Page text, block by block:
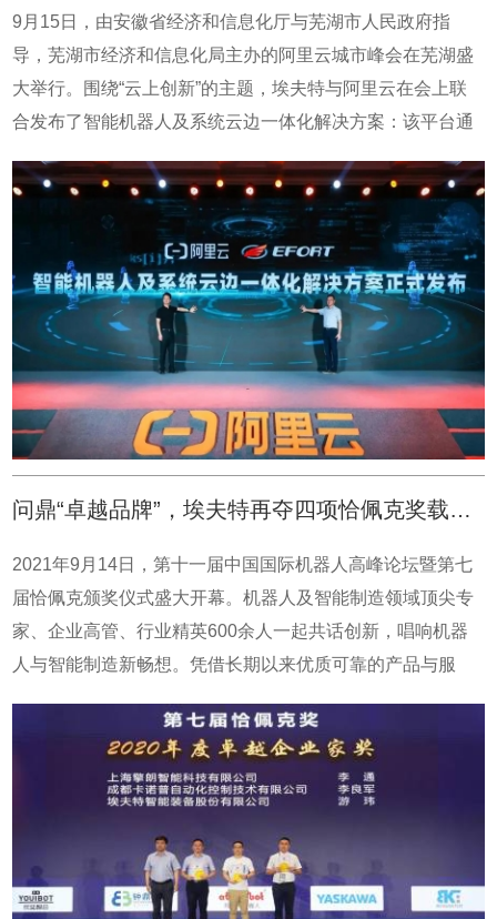
技术在先进制造领域的落地。 我们赋能制造型企业进行
数字化转型升级。★ 只有数字化基础打得足够深，埃夫特智
能化才能走得足够远 ★
过程。为什么做这样的融合?“机器换人”是非常主流的声音，
因为劳动力人口的结构性短缺。但有大量的制造业用不了机
器人，究其原因在于机器人不够智能。目前，对于中小型制
造企业来说，“柔性制造”意味着对生产方式的新挑战。小批
线要频繁更换产品、原料和工艺，如果生产设备不能快速适
应变化，良品率和交付时间都会变得不可控。这个时候，设
备和生产方式的敏捷性，足以影响企业的竞争力，这也是
在“协同、互通”方面埃夫特正在做的事。“大脑”是目前工业机
器人最缺的环节，我们和阿里云合作为埃夫特机器人寻求一
颗智慧的“大脑”，此外，“大脑”还需要补上“感官器官”，要对
以往加工过的数据进行积累与学习，然后去处理类似的作
业，让重复的脑力劳动变得智能化与自动化。在云上数字创
新，赋能高质量增长的数字经济新时代，我们相信，埃夫特
机器人有阿里云“大脑”的加持，会加速赋能中小型企业进行
数字化转型升级。 我们拥有强健的机器人大脑。
的落地。 我们赋能制造型企业进行数字化转型升级。
★ 只有数字化基础打得足够深，埃夫特智能化才能走得足够
远 ★
9月15日，由安徽省经济和信息化厅与芜湖市人民政府指
导，芜湖市经济和信息化局主办的阿里云城市峰会在芜湖盛
大举行。围绕“云上创新”的主题，埃夫特与阿里云在会上联
合发布了智能机器人及系统云边一体化解决方案：该平台通
起、用不起机器人的难题，可应用于新能源光伏码垛、通用
行业智能喷涂、金属焊接等领域。埃夫特总经理兼CTO游玮
发表《云边协同 脑机共融 机器人智能化发展趋势》主题演
讲，详细介绍了智能机器人及系统云边一体化解决方案技术
架构及相关具体场景落地。埃夫特总经理兼CTO游玮博士发
表演讲会上，阿里云智能副总裁曾震宇发表主题演讲《数据
驱动制造业转型与创新》，阿里云可以为埃夫特提供云端的
智能化技术，可加快机器人智能化发展趋势。数字化建设的
领域，来自不同设备、部门的数据正在被加速贯通、整合，
术，海量数据被挖掘利用，‘工业大脑’的感知、记忆、认知、
决策能力随之不断提高，越来越人性化。埃夫特与阿里云强
强联手，优势互补，资源共享。从智慧新能源、数智化工、
智能制造，数据中台、工业大脑等企业视角，探讨当下和未
来工业互联网引领制造业发展的方法与实践，助力数智化打
略、新产品、新方案。通过和阿里云的深度合作，埃夫特进
一步助力工业和制造业实现数字化、网络化、智能化的创
新。工业互联网时代，智能生产、网络协同、个性定制、服
来，埃夫特将不断继续进步，携手合作伙伴，进一步推动中
国机器人产业和制造业的发展。
问鼎“卓越品牌”，埃夫特再夺四项恰佩克奖载誉而归
2021年9月14日，第十一届中国国际机器人高峰论坛暨第七
届恰佩克颁奖仪式盛大开幕。机器人及智能制造领域顶尖专
家、企业高管、行业精英600余人一起共话创新，唱响机器
人与智能制造新畅想。凭借长期以来优质可靠的产品与服
CTO游玮荣获卓越企业家奖，埃夫特荣获卓越品牌奖、最佳
品质产品奖，埃夫特旗下希美埃荣获示范工程奖。 埃夫特对
机器人行业创新的执着坚持与恰佩克的精神不谋而合，此次
能被评为2020年度卓越品牌，既证明了埃夫特的产品质量和
强大的市场口碑，也是对埃夫特在机器人产业的贡献的认
可。埃夫特总经理兼CTO游玮荣获2020年度卓越企业家奖会